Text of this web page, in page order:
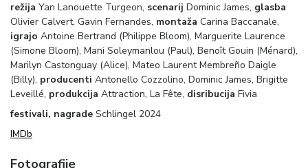
režija Yan Lanouette Turgeon, scenarij Dominic James, glasba
Olivier Calvert, Gavin Fernandes, montaža Carina Baccanale,
igrajo Antoine Bertrand (Philippe Bloom), Marguerite Laurence
(Simone Bloom), Mani Soleymanlou (Paul), Benoît Gouin (Ménard),
Marilyn Castonguay (Alice), Mateo Laurent Membreño Daigle
(Billy), producenti Antonello Cozzolino, Dominic James, Brigitte
Leveillé, produkcija Attraction, La Fête, disribucija Fivia
festivali, nagrade Schlingel 2024
IMDb
Fotografije